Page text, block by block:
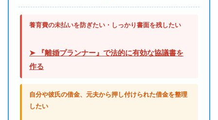
養育費の未払いを防ぎたい・しっかり書面を残したい
➤ 『離婚プランナー』で法的に有効な協議書を
作る
自分や彼氏の借金、元夫から押し付けられた借金を整理
したい